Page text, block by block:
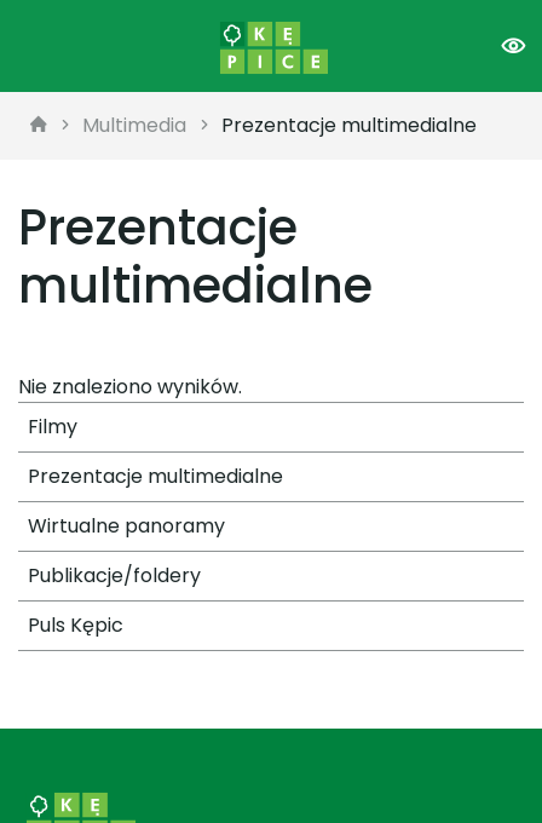
Multimedia Prezentacje multimedialne
Prezentacje
multimedialne
Nie znaleziono wyników.
Filmy
Prezentacje multimedialne
Wirtualne panoramy
Publikacje/foldery
Puls Kępic